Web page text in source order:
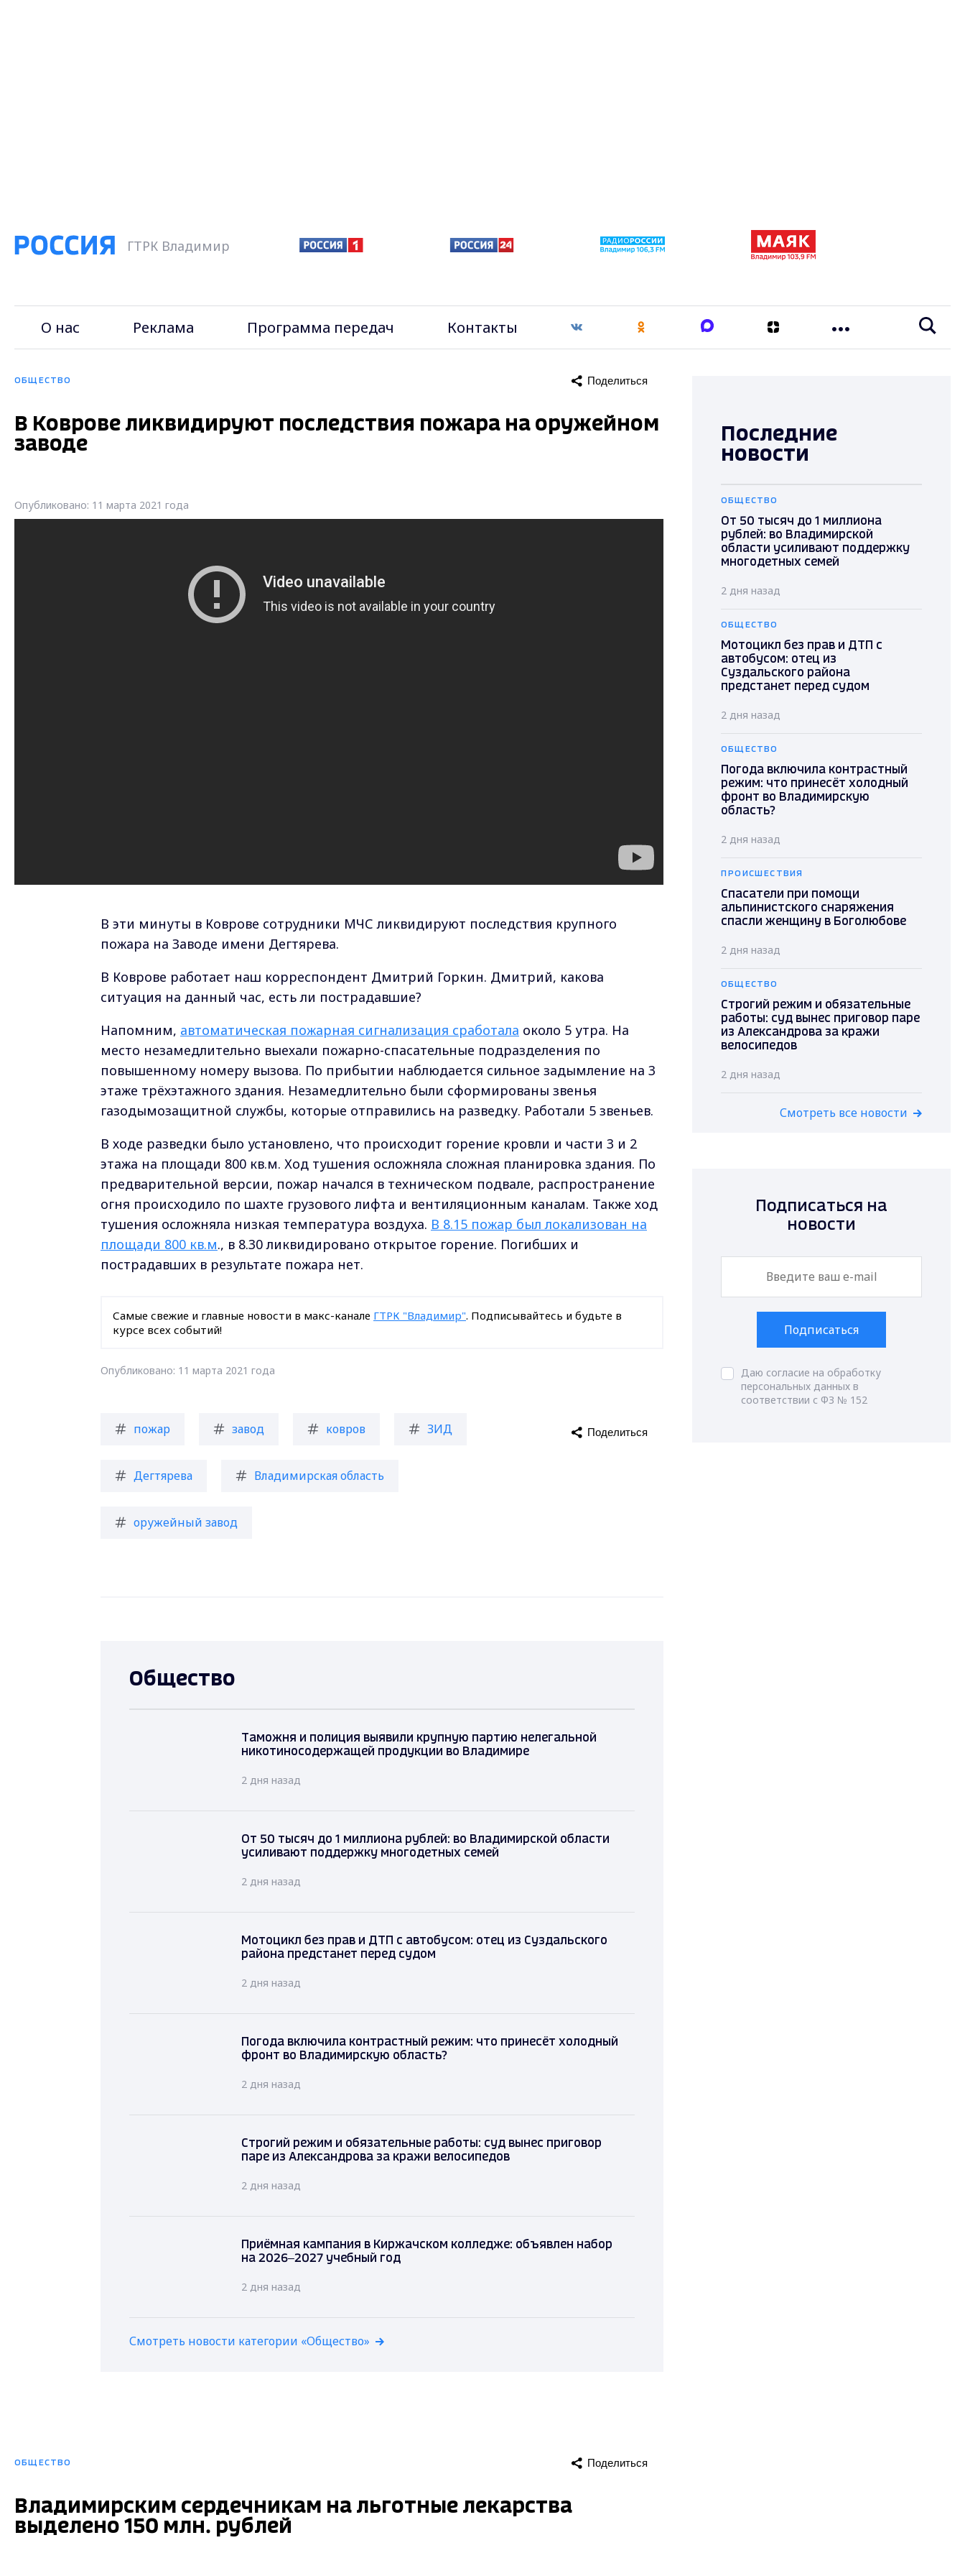
ГТРК Владимир
О нас Реклама Программа передач Контакты
ОБЩЕСТВО Поделиться
В Коврове ликвидируют последствия пожара на оружейном
заводе
Опубликовано: 11 марта 2021 года
В эти минуты в Коврове сотрудники МЧС ликвидируют последствия крупного
пожара на Заводе имени Дегтярева.
В Коврове работает наш корреспондент Дмитрий Горкин. Дмитрий, какова
ситуация на данный час, есть ли пострадавшие?
Напомним, автоматическая пожарная сигнализация сработала около 5 утра. На
место незамедлительно выехали пожарно-спасательные подразделения по
повышенному номеру вызова. По прибытии наблюдается сильное задымление на 3
этаже трёхэтажного здания. Незамедлительно были сформированы звенья
газодымозащитной службы, которые отправились на разведку. Работали 5 звеньев.
В ходе разведки было установлено, что происходит горение кровли и части 3 и 2
этажа на площади 800 кв.м. Ход тушения осложняла сложная планировка здания. По
предварительной версии, пожар начался в техническом подвале, распространение
огня происходило по шахте грузового лифта и вентиляционным каналам. Также ход
тушения осложняла низкая температура воздуха. В 8.15 пожар был локализован на
площади 800 кв.м., в 8.30 ликвидировано открытое горение. Погибших и
пострадавших в результате пожара нет.
Самые свежие и главные новости в макс-канале ГТРК "Владимир". Подписывайтесь и будьте в
курсе всех событий!
Опубликовано: 11 марта 2021 года
пожар завод ковров ЗИД
Дегтярева Владимирская область
оружейный завод
Поделиться
Общество
Таможня и полиция выявили крупную партию
нелегальной никотиносодержащей продукции во
От 50 тысяч до 1 миллиона рублей: во Владимирской области
усиливают поддержку многодетных семей
2 дня назад
Мотоцикл без прав и ДТП с автобусом: отец из Суздальского
района предстанет перед судом
2 дня назад
Погода включила контрастный режим: что принесёт холодный
фронт во Владимирскую область?
2 дня назад
Строгий режим и обязательные работы: суд вынес приговор
паре из Александрова за кражи велосипедов
2 дня назад
Приёмная кампания в Киржачском колледже: объявлен набор
на 2026–2027 учебный год
2 дня назад
Смотреть новости категории «Общество»
ОБЩЕСТВО Поделиться
Владимирским сердечникам на льготные лекарства
выделено 150 млн. рублей
Последние
новости
ОБЩЕСТВО
От 50 тысяч до 1 миллиона
рублей: во Владимирской
области усиливают поддержку
многодетных семей
2 дня назад
ОБЩЕСТВО
Мотоцикл без прав и ДТП с
автобусом: отец из
Суздальского района
предстанет перед судом
2 дня назад
ОБЩЕСТВО
Погода включила контрастный
режим: что принесёт холодный
фронт во Владимирскую
область?
2 дня назад
ПРОИСШЕСТВИЯ
Спасатели при помощи
альпинистского снаряжения
спасли женщину в Боголюбове
2 дня назад
ОБЩЕСТВО
Строгий режим и обязательные
работы: суд вынес приговор паре
из Александрова за кражи
велосипедов
2 дня назад
Смотреть все новости
Подписаться на
новости
Подписаться
Даю согласие на обработку
персональных данных в
соответствии с ФЗ № 152